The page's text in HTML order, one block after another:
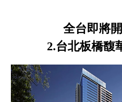
全台即將
2.台北板橋馥